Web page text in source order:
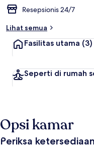
Resepsionis 24/7
Lihat semua
Fasilitas utama (3)
Seperti di rumah
Opsi kamar
Periksa